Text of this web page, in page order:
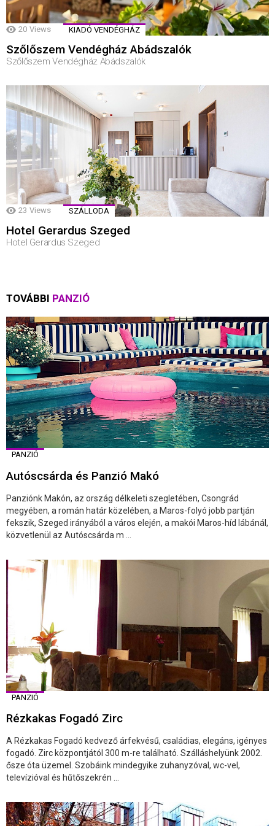
20 Views KIADÓ VENDÉGHÁZ
Szőlőszem Vendégház Abádszalók
Szőlőszem Vendégház Abádszalók
23 Views SZÁLLODA
Hotel Gerardus Szeged
Hotel Gerardus Szeged
TOVÁBBI PANZIÓ
PANZIÓ
Autóscsárda és Panzió Makó
Panziónk Makón, az ország délkeleti szegletében, Csongrád
megyében, a román határ közelében, a Maros-folyó jobb partján
fekszik, Szeged irányából a város elején, a makói Maros-híd lábánál,
közvetlenül az Autóscsárda m ...
PANZIÓ
Rézkakas Fogadó Zirc
A Rézkakas Fogadó kedvező árfekvésű, családias, elegáns, igényes
fogadó. Zirc központjától 300 m-re található. Szálláshelyünk 2002.
ősze óta üzemel. Szobáink mindegyike zuhanyzóval, wc-vel,
televízióval és hűtőszekrén ...